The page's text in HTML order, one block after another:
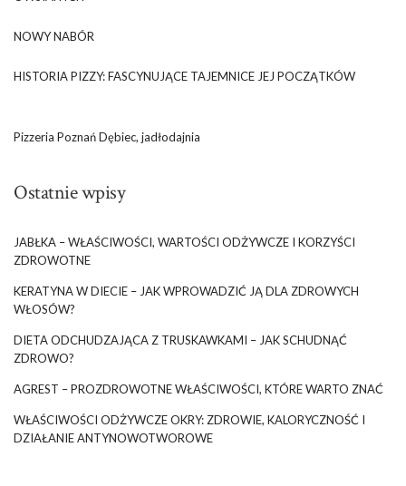
NOWY NABÓR
HISTORIA PIZZY: FASCYNUJĄCE TAJEMNICE JEJ POCZĄTKÓW
Pizzeria Poznań Dębiec, jadłodajnia
Ostatnie wpisy
JABŁKA – WŁAŚCIWOŚCI, WARTOŚCI ODŻYWCZE I KORZYŚCI
ZDROWOTNE
KERATYNA W DIECIE – JAK WPROWADZIĆ JĄ DLA ZDROWYCH
WŁOSÓW?
DIETA ODCHUDZAJĄCA Z TRUSKAWKAMI – JAK SCHUDNĄĆ
ZDROWO?
AGREST – PROZDROWOTNE WŁAŚCIWOŚCI, KTÓRE WARTO ZNAĆ
WŁAŚCIWOŚCI ODŻYWCZE OKRY: ZDROWIE, KALORYCZNOŚĆ I
DZIAŁANIE ANTYNOWOTWOROWE